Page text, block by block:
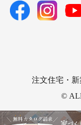
注文住宅・
©